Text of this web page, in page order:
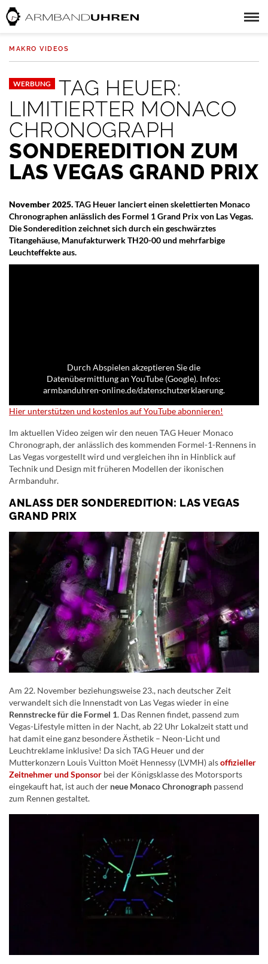
MAKRO VIDEOS
WERBUNG
TAG HEUER:
LIMITIERTER MONACO
CHRONOGRAPH
SONDEREDITION ZUM
LAS VEGAS GRAND PRIX
November 2025.TAG Heuer lanciert einen skelettierten Monaco
Chronographen anlässlich des Formel 1 Grand Prix von Las Vegas.
Die Sonderedition zeichnet sich durch ein geschwärztes
Titangehäuse, Manufakturwerk TH20-00 und mehrfarbige
Leuchteffekte aus.
Durch Abspielen akzeptieren Sie die
Datenübermittlung an YouTube (Google). Infos:
armbanduhren-online.de/datenschutzerklaerung.
Hier unterstützen und kostenlos auf YouTube abonnieren!
Im aktuellen Video zeigen wir den neuen TAG Heuer Monaco
Chronograph, der anlässlich des kommenden Formel-1-Rennens in
Las Vegas vorgestellt wird und vergleichen ihn in Hinblick auf
Technik und Design mit früheren Modellen der ikonischen
Armbanduhr.
ANLASS DER SONDEREDITION: LAS VEGAS
GRAND PRIX
Am 22. November beziehungsweise 23., nach deutscher Zeit
verwandelt sich die Innenstadt von Las Vegas wieder in eine
Rennstrecke für die Formel 1. Das Rennen findet, passend zum
Vegas-Lifestyle mitten in der Nacht, ab 22 Uhr Lokalzeit statt und
hat damit eine ganz besondere Ästhetik – Neon-Licht und
Leuchtreklame inklusive! Da sich TAG Heuer und der
Mutterkonzern Louis Vuitton Moët Hennessy (LVMH) alsoffizieller
Zeitnehmer und Sponsor bei der Königsklasse des Motorsports
eingekauft hat, ist auch der neue Monaco Chronograph passend
zum Rennen gestaltet.